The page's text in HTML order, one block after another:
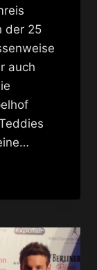
der 25
auch